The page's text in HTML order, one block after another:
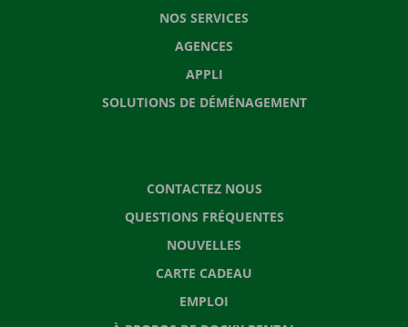
NOS SERVICES
AGENCES
APPLI
SOLUTIONS DE DÉMÉNAGEMENT
CONTACTEZ NOUS
QUESTIONS FRÉQUENTES
NOUVELLES
CARTE CADEAU
EMPLOI